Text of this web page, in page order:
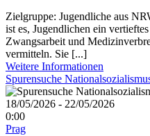
Zielgruppe: Jugendliche aus
ist es, Jugendlichen ein
Zwangsarbeit und
vermitteln. Sie [...]
Weitere Informationen
Spurensuche
18/05/2026 - 22/05/2026
0:00
Prag